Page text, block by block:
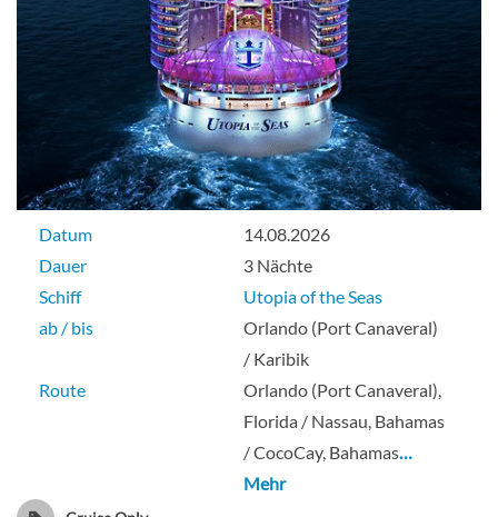
Datum
14.08.2026
Dauer
3 Nächte
Schiff
Utopia of the Seas
ab / bis
Orlando (Port Canaveral)
/ Karibik
Route
Orlando (Port Canaveral),
Florida / Nassau, Bahamas
/ CocoCay, Bahamas…
Mehr